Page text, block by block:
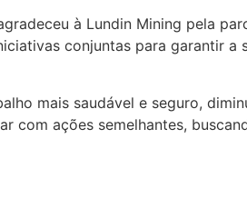
à Lundin Mining pela
conjuntas para garantir a
mais saudável e seguro,
com ações semelhantes,